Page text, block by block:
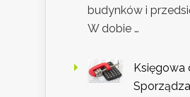
budynków i
W dobie …
Księgowa